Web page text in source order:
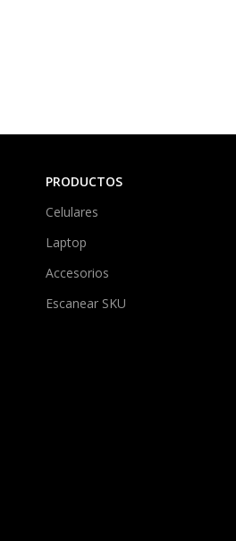
PRODUCTOS
Celulares
Laptop
Accesorios
Escanear SKU